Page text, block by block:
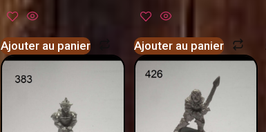
Ajouter au panier Ajouter au panier